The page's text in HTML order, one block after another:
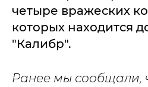
четыре вражеских
которых находится
"Калибр".
Ранее мы сообщали,